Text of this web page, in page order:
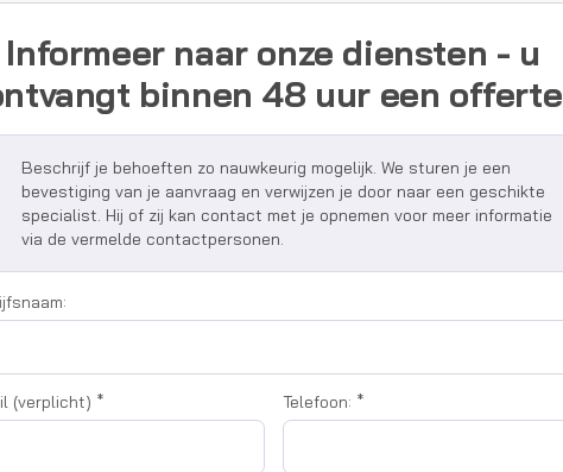
Informeer naar onze diensten - u
binnen 48 uur een offerte
Beschrijf je behoeften zo nauwkeurig mogelijk. We sturen je een
bevestiging van je aanvraag en verwijzen je door naar een geschikte
specialist. Hij of zij kan contact met je opnemen voor meer informatie
via de vermelde contactpersonen.
(verplicht) * Telefoon: *